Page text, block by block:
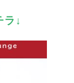
ラ↓